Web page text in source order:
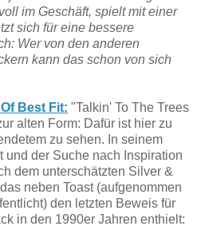
im Geschäft, spielt mit einer
sich für eine bessere
Wer von den anderen
kann das schon von sich
Best Fit: "Talkin' To The Trees
alten Form: Dafür ist hier zu
zu sehen. In seinem
und der Suche nach Inspiration
dem unterschätzten Silver &
neben Toast (aufgenommen
den letzten Beweis für
in den 1990er Jahren enthielt: